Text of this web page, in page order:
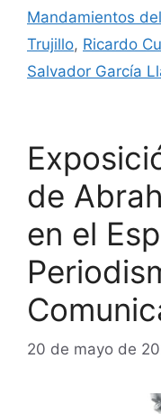
Mandamientos
Trujillo, Ricardo
Salvador García
de
en el
20 de mayo de